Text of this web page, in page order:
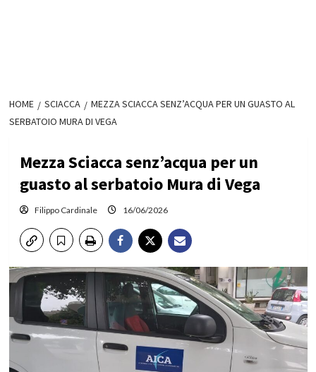
HOME SCIACCA
MEZZA SCIACCA SENZ’ACQUA PER UN GUASTO AL
SERBATOIO MURA DI VEGA
Mezza Sciacca senz’acqua per un
guasto al serbatoio Mura di Vega
Filippo Cardinale 16/06/2026